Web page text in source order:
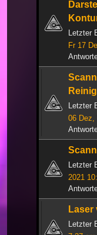
Letzter
Fr 17
Letzter
06 Dez,
Letzter
2021
Laser
Letzter